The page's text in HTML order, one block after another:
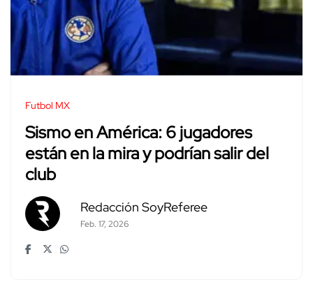
Futbol MX
Sismo en América: 6 jugadores
están en la mira y podrían salir del
club
Redacción SoyReferee
Feb. 17, 2026